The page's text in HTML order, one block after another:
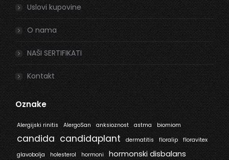
Uslovi kupovine
O nama
NAŠI SERTIFIKATI
Kontakt
Oznake
Alergijski rinitis AlergoSan anksioznost astma biomiom
candida candidaplant dermatitis floralip
floravitex
glavobolja
holesterol hormoni hormonski disbalans